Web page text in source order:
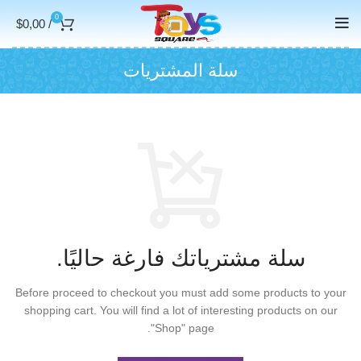
0
/
$0,00
سلة المشتريات
سلة مشترياتك فارغة حاليًا.
Before proceed to checkout you must add some products to your
shopping cart. You will find a lot of interesting products on our
"Shop" page.